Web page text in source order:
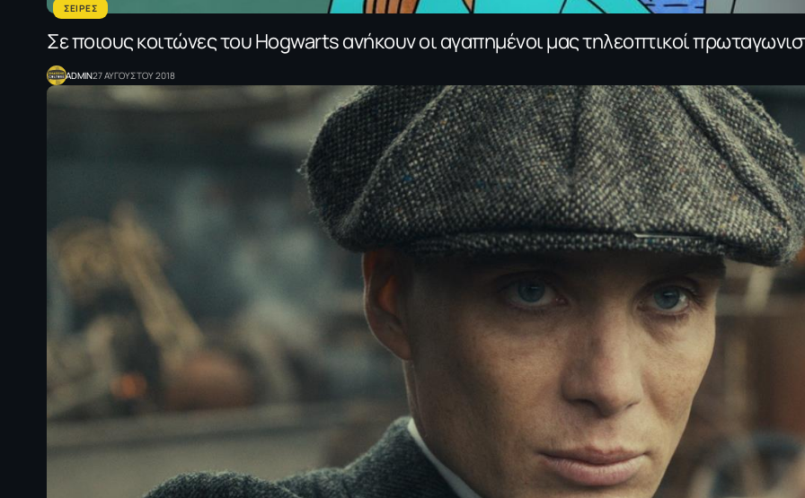
ΣΕΙΡΕΣ
Σε ποιους κοιτώνες του Hogwarts ανήκουν οι αγαπημένοι μας τηλεοπτικοί
ADMIN27 ΑΥΓΟΥΣΤΟΥ 2018